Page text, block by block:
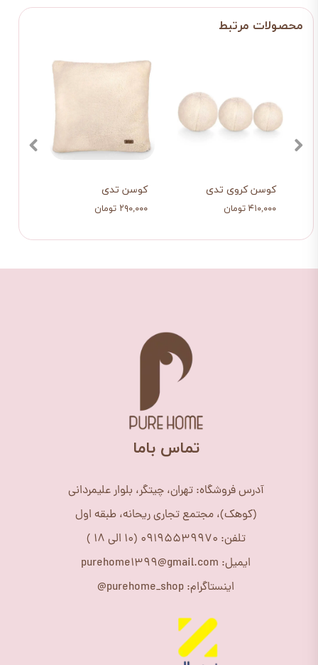
کوسن تدی
۲۹۰,۰۰۰ تومان
کوسن کروی تدی
۴۱۰,۰۰۰ تومان
​تماس باما
آدرس فروشگاه: تهران، چیتگر، بلوار علیمردانی
(کوهک)، مجتمع تجاری ریحانه، طبقه اول
تلفن: 09195539970 (10 الی 18 )
ایمیل: purehome1399@gmail.com
اینستاگرام: purehome_shop@